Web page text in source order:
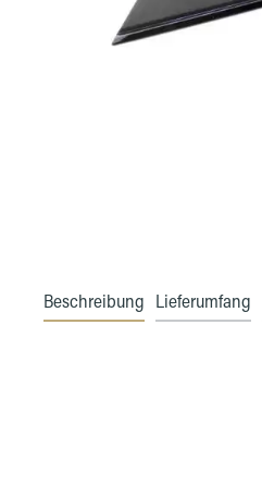
Beschreibung Lieferumfang